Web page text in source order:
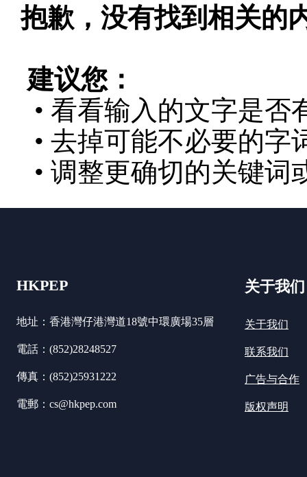
抱歉，没有找到相关的
建议您：
• 看看输入的文字是否
• 去掉可能不必要的字
• 调整更确切的关键词
HKPEP
地址：香港灣仔港灣道18號中環廣場35層
電話：(852)28248527
傳真：(852)25931222
電郵：cs@hkpep.com
关于我们
关于我们
联系我们
广告与合作
版权声明